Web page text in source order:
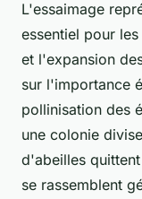
L'essaimage
essentiel pour
et l'expansion
sur l'importance
pollinisation des
une colonie
d'abeilles
se rassemblent